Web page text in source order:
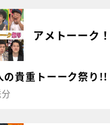
アメトーーク！
の貴重トーーク祭り!!